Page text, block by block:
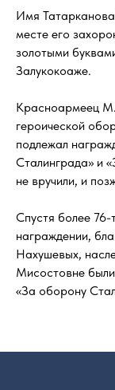
Имя
месте его
золотыми
Залукокоаже.
Красноармеец
героической
подлежал
Сталинграда» и
не вручили, и
Спустя более 76-
награждении,
Нахушевых,
Мисостовне
«За оборону